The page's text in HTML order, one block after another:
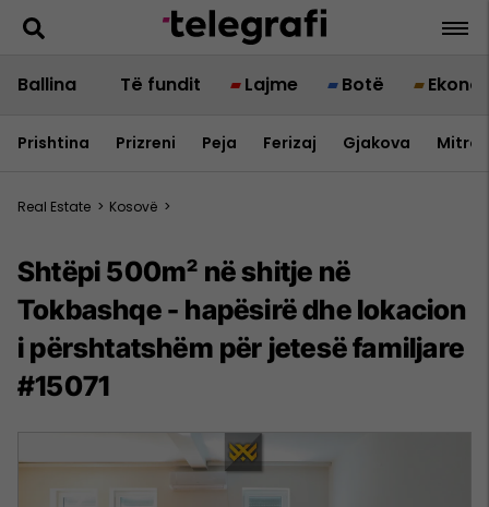
Ballina Të fundit Lajme Botë
Prishtina Prizreni Peja Ferizaj Gjakova
Real Estate > Kosovë >
Shtëpi 500m² në shitje në
Tokbashqe - hapësirë dhe lokacion
i përshtatshëm për jetesë familjare
#15071